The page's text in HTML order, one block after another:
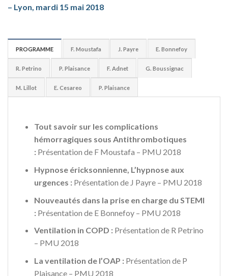
– Lyon, mardi 15 mai 2018
PROGRAMME F. Moustafa J. Payre E. Bonnefoy
R. Petrino P. Plaisance F. Adnet G. Boussignac
M. Lillot E. Cesareo P. Plaisance
Tout savoir sur les complications
hémorragiques sous Antithrombotiques
:Présentation de F Moustafa – PMU 2018
Hypnose éricksonnienne, L’hypnose aux
urgences :Présentation de J Payre – PMU 2018
Nouveautés dans la prise en charge du STEMI
:Présentation de E Bonnefoy – PMU 2018
Ventilation in COPD :Présentation de R Petrino
– PMU 2018
La ventilation de l’OAP : Présentation de P
Plaisance – PMU 2018